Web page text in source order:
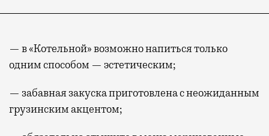
— в «Котельной» возможно напиться только
одним способом — эстетическим;
— забавная закуска приготовлена с неожиданным
грузинским акцентом;